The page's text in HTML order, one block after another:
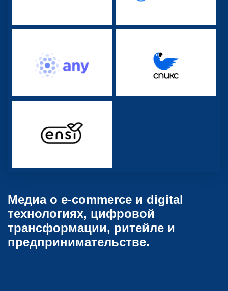
Медиа о e-commerce и digital
технологиях, цифровой
трансформации, ритейле и
предпринимательстве.